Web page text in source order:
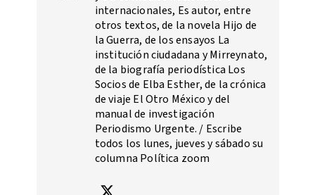
internacionales, Es autor, entre
otros textos, de la novela Hijo de
la Guerra, de los ensayos La
institución ciudadana y Mirreynato,
de la biografía periodística Los
Socios de Elba Esther, de la crónica
de viaje El Otro México y del
manual de investigación
Periodismo Urgente. / Escribe
todos los lunes, jueves y sábado su
columna Política zoom